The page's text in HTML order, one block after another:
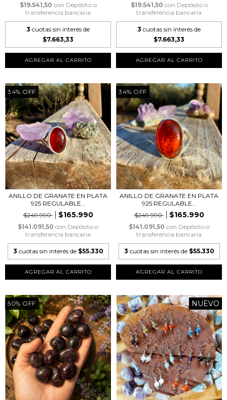
$19.541,50 con Depósito o
transferencia bancaria
3 cuotas sin interés de
$7.663,33
$19.541,50 con Depósito o
transferencia bancaria
3 cuotas sin interés de
$7.663,33
34% OFF
ANILLO DE GRANATE EN PLATA
925 REGULABLE...
$249.990
$165.990
$141.091,50 con Depósito o
transferencia bancaria
3 cuotas sin interés de $55.330
34% OFF
ANILLO DE GRANATE EN PLATA
925 REGULABLE...
$249.990
$165.990
$141.091,50 con Depósito o
transferencia bancaria
3 cuotas sin interés de $55.330
50% OFF NUEVO